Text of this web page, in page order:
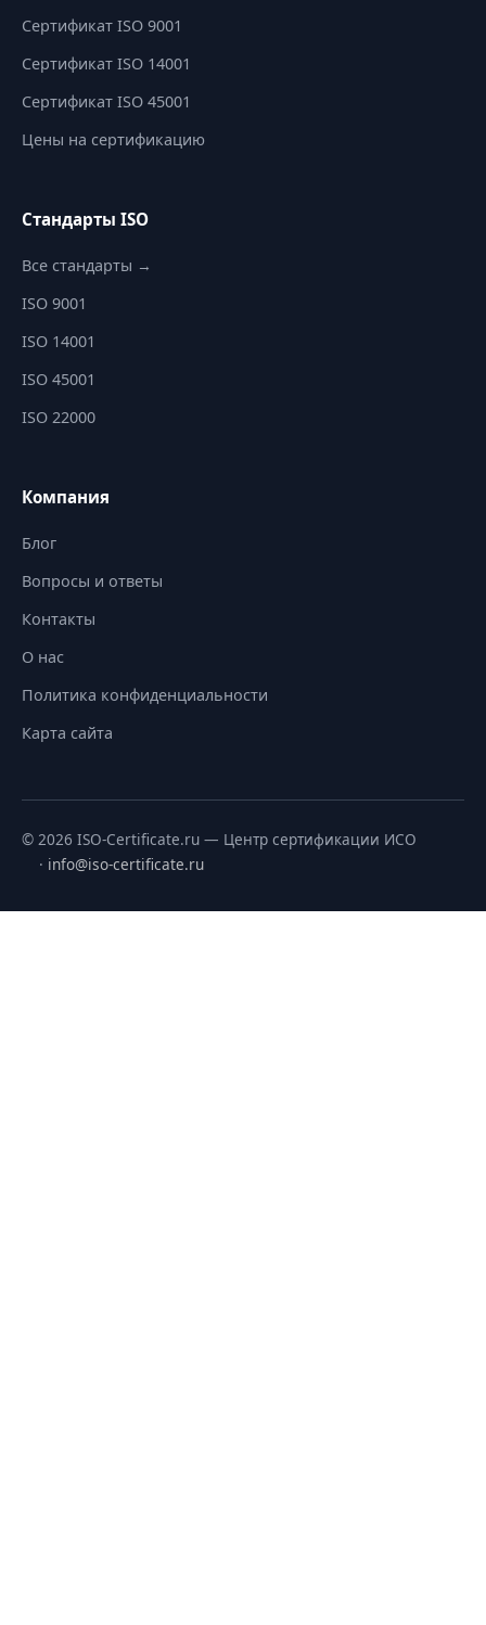
Сертификат ISO 9001
Сертификат ISO 14001
Сертификат ISO 45001
Цены на сертификацию
Стандарты ISO
Все стандарты →
ISO 9001
ISO 14001
ISO 45001
ISO 22000
Компания
Блог
Вопросы и ответы
Контакты
О нас
Политика конфиденциальности
Карта сайта
© 2026 ISO-Certificate.ru — Центр сертификации ИСО
· info@iso-certificate.ru